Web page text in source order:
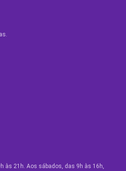
às 21h. Aos sábados, das 9h às 16h,